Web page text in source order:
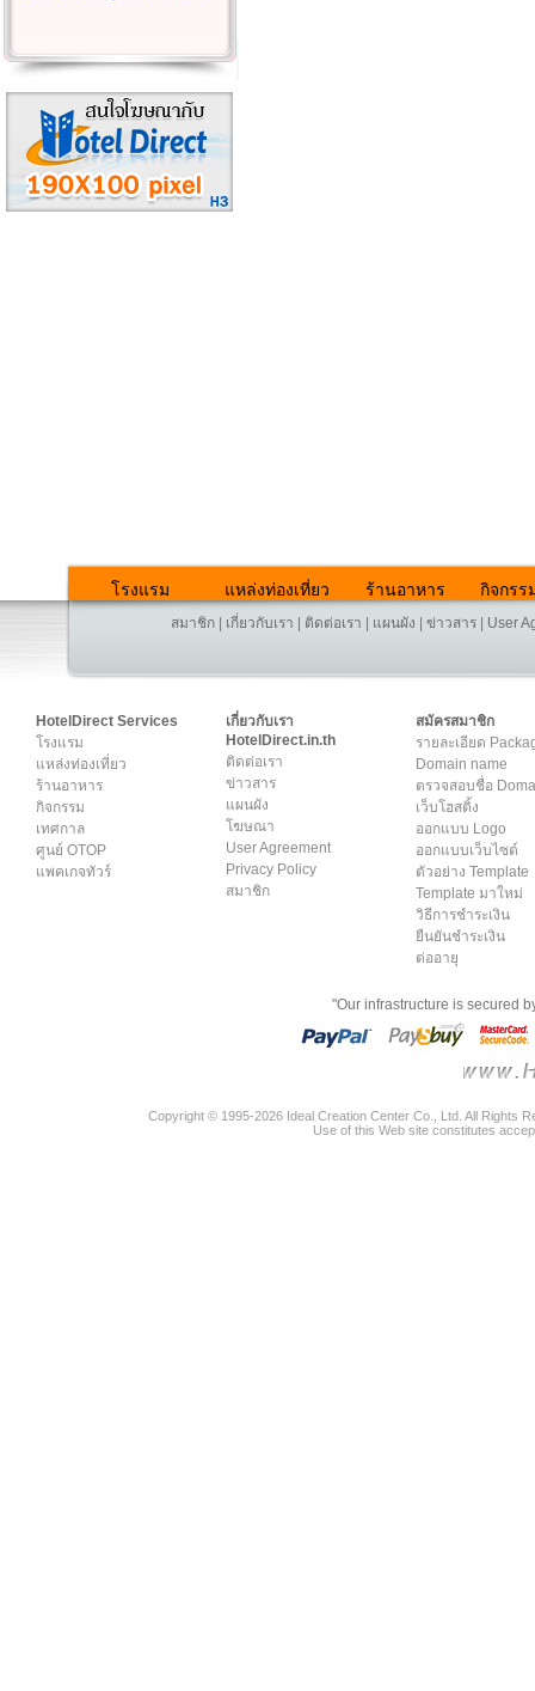
โรงแรม แหล่งท่องเที่ยว ร้านอาหาร กิจกรร
สมาชิก เกี่ยวกับเรา ติดต่อเรา แผนผัง ข่าวสาร User
HotelDirect Services
โรงแรม
แหล่งท่องเที่ยว
ร้านอาหาร
กิจกรรม
เทศกาล
ศูนย์ OTOP
แพคเกจทัวร์
เกี่ยวกับเรา
HotelDirect.in.th
ติดต่อเรา
ข่าวสาร
แผนผัง
โฆษณา
User Agreement
Privacy Policy
สมาชิก
สมัครสมาชิก
รายละเอียด
Domain name
ตรวจสอบชื่อ
เว็บโฮสติ้ง
ออกแบบ Logo
ออกแบบเว็บไซต์
ตัวอย่าง Template
Template มาใหม่
วิธีการชำระเงิน
ยืนยันชำระเงิน
ต่ออายุ
"Our infrastructure is secured
Copyright © 1995-2026 Ideal Creation Center Co., Ltd. All Rights
Use of this Web site constitutes